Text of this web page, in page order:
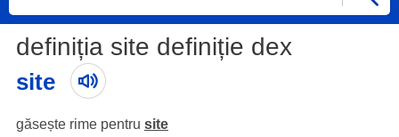
definiția site definiție dex
site
găsește rime pentru site